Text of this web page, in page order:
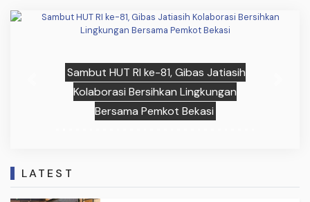
Sambut HUT RI ke-81, Gibas Jatiasih
Kolaborasi Bersihkan Lingkungan
Bersama Pemkot Bekasi
LATEST